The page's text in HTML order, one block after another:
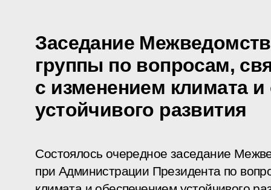
Заседание
группы по вопросам,
с изменением климата
устойчивого развития
Состоялось очередное заседание
при Администрации Президента по